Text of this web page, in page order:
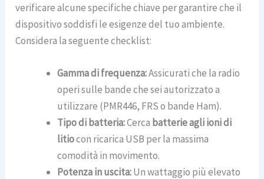
verificare alcune specifiche chiave per garantire che il
dispositivo soddisfi le esigenze del tuo ambiente.
Considera la seguente checklist:
Gamma di frequenza:Assicurati che la radio
operi sulle bande che sei autorizzato a
utilizzare (PMR446, FRS o bande Ham).
Tipo di batteria:Cerca batterie agli ioni di
litiocon ricarica USB per la massima
comodità in movimento.
Potenza in uscita:Un wattaggio più elevato